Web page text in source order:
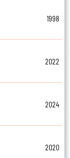
1998
2022
2024
2020